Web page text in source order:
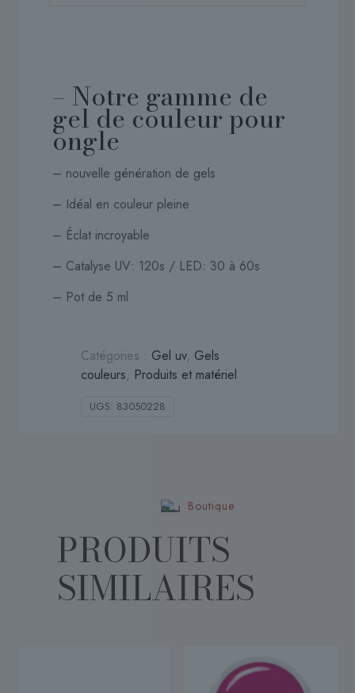
– Notre gamme de
gel de couleur pour
ongle
– nouvelle génération de gels
– Idéal en couleur pleine
– Éclat incroyable
– Catalyse UV: 120s / LED: 30 à 60s
– Pot de 5 ml
Catégories : Gel uv, Gels
couleurs, Produits et matériel
UGS: 83050228
Boutique
PRODUITS
SIMILAIRES